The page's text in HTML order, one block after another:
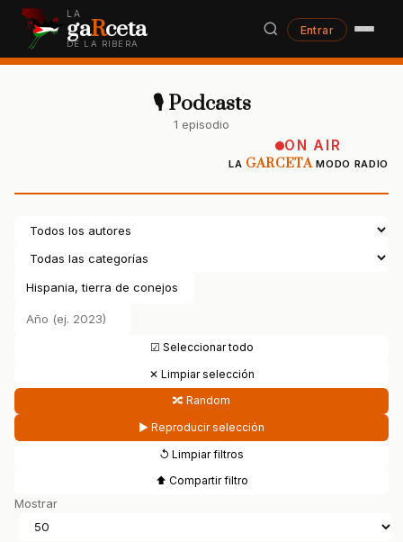
LA
gaRceta
DE LA RIBERA
Entrar
🎙 Podcasts
1 episodio
ON AIR
LA GARCETAMODO RADIO
☑ Seleccionar todo
✕ Limpiar selección
🔀 Random
▶ Reproducir selección
↺ Limpiar filtros
⬆ Compartir filtro
Mostrar